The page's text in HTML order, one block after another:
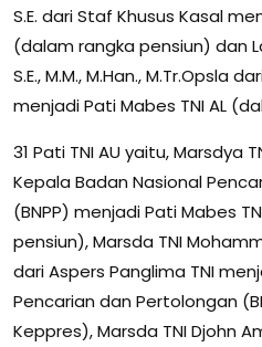
S.E. dari Staf Khusus Kasal
(dalam rangka pensiun) dan
S.E., M.M., M.Han., M.Tr.Opsla
menjadi Pati Mabes TNI AL
31 Pati TNI AU yaitu, Marsdya
Kepala Badan Nasional
(BNPP) menjadi Pati Mabes
pensiun), Marsda TNI
dari Aspers Panglima TNI
Pencarian dan Pertolongan
Keppres), Marsda TNI Djohn